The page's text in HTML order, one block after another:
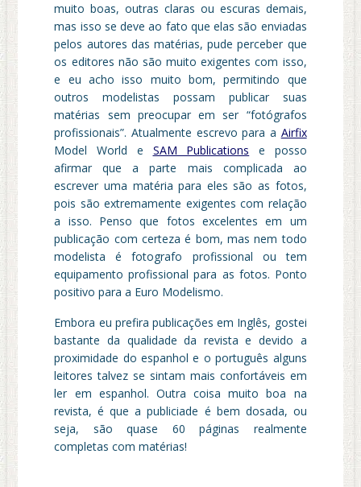
muito boas, outras claras ou escuras demais,
mas isso se deve ao fato que elas são enviadas
pelos autores das matérias, pude perceber que
os editores não são muito exigentes com isso,
e eu acho isso muito bom, permitindo que
outros modelistas possam publicar suas
matérias sem preocupar em ser “fotógrafos
profissionais”. Atualmente escrevo para a Airfix
Model World e SAM Publications e posso
afirmar que a parte mais complicada ao
escrever uma matéria para eles são as fotos,
pois são extremamente exigentes com relação
a isso. Penso que fotos excelentes em um
publicação com certeza é bom, mas nem todo
modelista é fotografo profissional ou tem
equipamento profissional para as fotos. Ponto
positivo para a Euro Modelismo.
Embora eu prefira publicações em Inglês, gostei
bastante da qualidade da revista e devido a
proximidade do espanhol e o português alguns
leitores talvez se sintam mais confortáveis em
ler em espanhol. Outra coisa muito boa na
revista, é que a publiciade é bem dosada, ou
seja, são quase 60 páginas realmente
completas com matérias!